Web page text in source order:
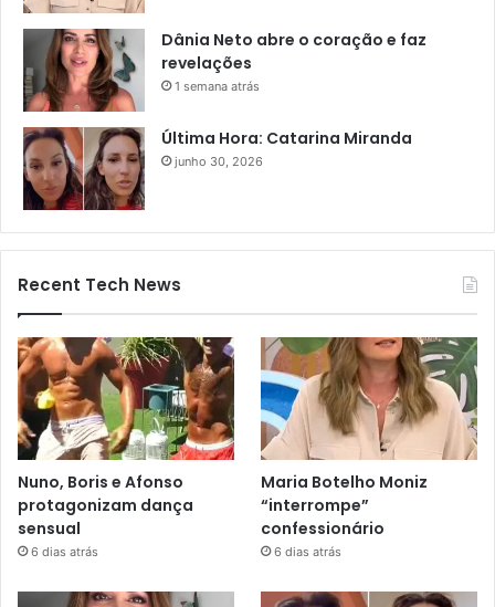
Dânia Neto abre o coração e faz
revelações
1 semana atrás
Última Hora: Catarina Miranda
junho 30, 2026
Recent Tech News
Nuno, Boris e Afonso
protagonizam dança
sensual
6 dias atrás
Maria Botelho Moniz
“interrompe”
confessionário
6 dias atrás